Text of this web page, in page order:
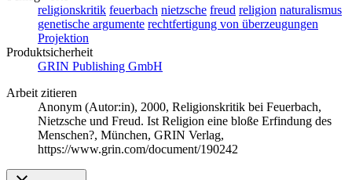
religionskritik feuerbach nietzsche freud religion naturalismus
genetische argumente rechtfertigung von überzeugungen
Projektion
Produktsicherheit
GRIN Publishing GmbH
Arbeit zitieren
Anonym (Autor:in), 2000, Religionskritik bei Feuerbach,
Nietzsche und Freud. Ist Religion eine bloße Erfindung des
Menschen?, München, GRIN Verlag,
https://www.grin.com/document/190242